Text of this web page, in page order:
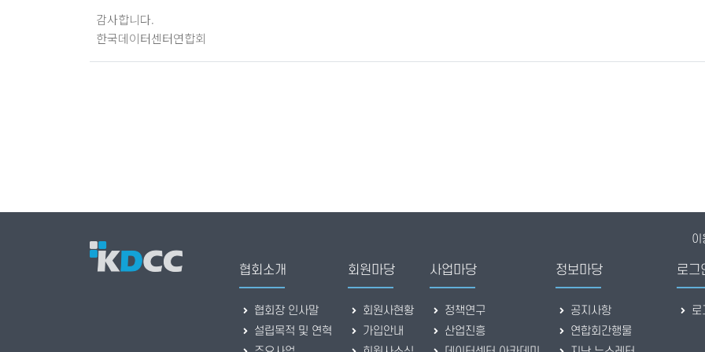
감사합니다.
한국데이터센터연합회
이
협회소개
협회장 인사말
설립목적 및 연혁
회원마당
회원사현황
가입안내
사업마당
정책연구
산업진흥
정보마당
공지사항
연합회간행물
로그
로